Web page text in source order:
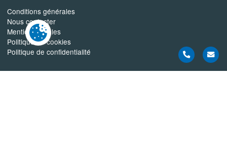
Conditions générales
Nous contacter
Mentions légales
Politique de cookies
Politique de confidentialité